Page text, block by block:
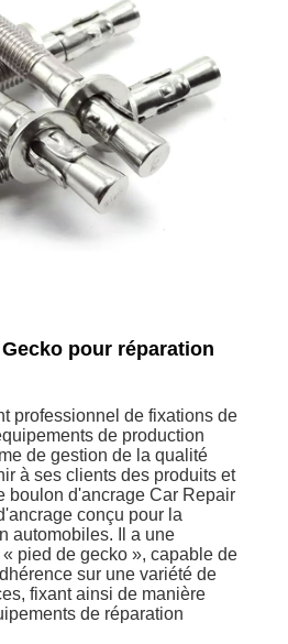
pour réparation
professionnel de fixations de
de production
de gestion de la qualité
à ses clients des produits et
boulon d'ancrage Car Repair
conçu pour la
automobiles. Il a une
pied de gecko », capable de
sur une variété de
fixant ainsi de manière
de réparation